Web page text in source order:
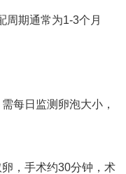
周期通常为1-3个月
每日监测卵泡大小，
，手术约30分钟，术